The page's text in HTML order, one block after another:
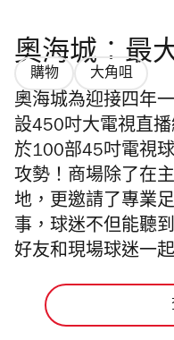
奧海城︰最
購物 大角咀
奧海城為迎接四年
設450吋大電視直
於100部45吋電視
攻勢！商場除了在
地，更邀請了專業
事，球迷不但能聽
好友和現場球迷一